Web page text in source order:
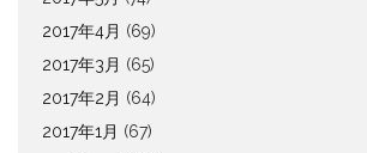
2017年4月 (69)
2017年3月 (65)
2017年2月 (64)
2017年1月 (67)